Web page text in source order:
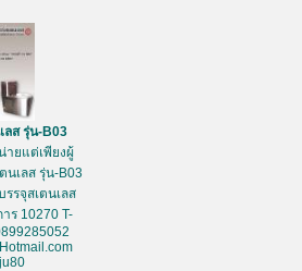
ส รุ่น-B03
ายแต่เพียงผู้
เลส รุ่น-B03
รจุสเตนเลส
ร 10270 T-